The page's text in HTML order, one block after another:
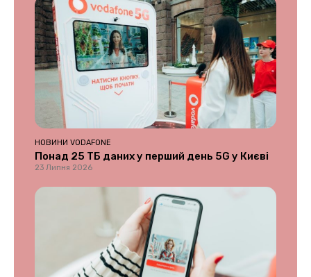
НОВИНИ VODAFONE
Понад 25 ТБ даних у перший день 5G у Києві
23 Липня 2026